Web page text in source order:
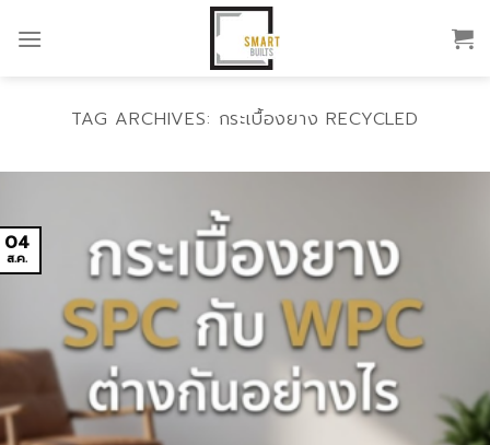
TAG ARCHIVES: กระเบื้องยาง RECYCLED
04
ส.ค.